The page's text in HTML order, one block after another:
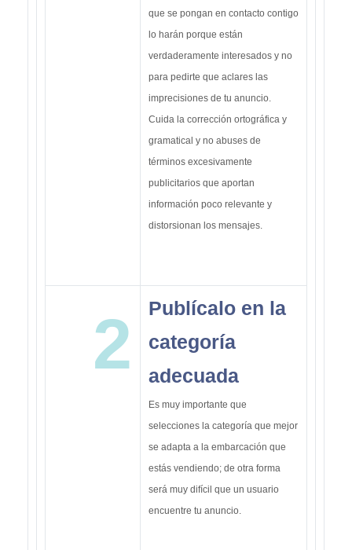
que se pongan en contacto contigo
lo harán porque están
verdaderamente interesados y no
para pedirte que aclares las
imprecisiones de tu anuncio.
Cuida la corrección ortográfica y
gramatical y no abuses de
términos excesivamente
publicitarios que aportan
información poco relevante y
distorsionan los mensajes.
2
Publícalo en la
categoría
adecuada
Es muy importante que
selecciones la categoría que mejor
se adapta a la embarcación que
estás vendiendo; de otra forma
será muy difícil que un usuario
encuentre tu anuncio.